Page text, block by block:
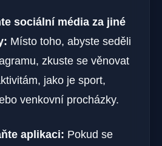
sociální média za jiné
Místo toho, abyste seděli
zkuste se věnovat
jako je sport,
venkovní procházky.
aplikaci: Pokud se